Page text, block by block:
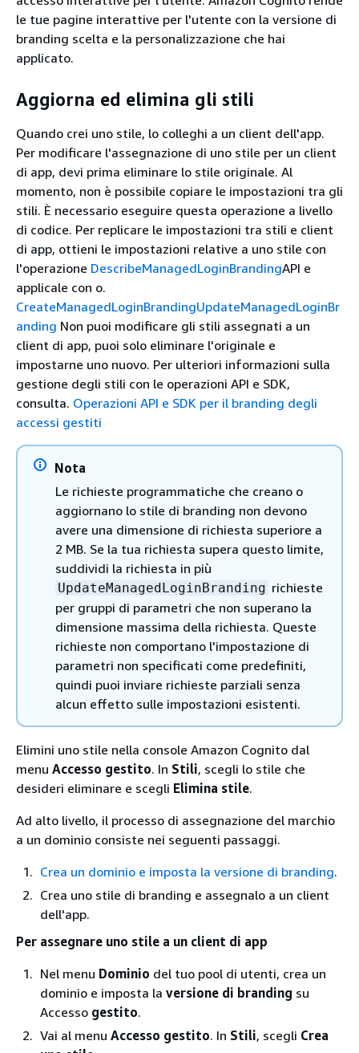
le tue pagine interattive per l'utente con la versione di
branding scelta e la personalizzazione che hai
applicato.
Aggiorna ed elimina gli stili
Quando crei uno stile, lo colleghi a un client dell'app.
Per modificare l'assegnazione di uno stile per un client
di app, devi prima eliminare lo stile originale. Al
momento, non è possibile copiare le impostazioni tra gli
stili. È necessario eseguire questa operazione a livello
di codice. Per replicare le impostazioni tra stili e client
di app, ottieni le impostazioni relative a uno stile con
l'operazione DescribeManagedLoginBrandingAPI e
applicale con o.
CreateManagedLoginBrandingUpdateManagedLoginBr
anding Non puoi modificare gli stili assegnati a un
client di app, puoi solo eliminare l'originale e
impostarne uno nuovo. Per ulteriori informazioni sulla
gestione degli stili con le operazioni API e SDK,
consulta. Operazioni API e SDK per il branding degli
accessi gestiti
Nota
Le richieste programmatiche che creano o
aggiornano lo stile di branding non devono
avere una dimensione di richiesta superiore a
2 MB. Se la tua richiesta supera questo limite,
suddividi la richiesta in più
UpdateManagedLoginBranding richieste
per gruppi di parametri che non superano la
dimensione massima della richiesta. Queste
richieste non comportano l'impostazione di
parametri non specificati come predefiniti,
quindi puoi inviare richieste parziali senza
alcun effetto sulle impostazioni esistenti.
Elimini uno stile nella console Amazon Cognito dal
menu Accesso gestito. In Stili, scegli lo stile che
desideri eliminare e scegli Elimina stile.
Ad alto livello, il processo di assegnazione del marchio
a un dominio consiste nei seguenti passaggi.
Crea un dominio e imposta la versione di branding.
Crea uno stile di branding e assegnalo a un client
dell'app.
Per assegnare uno stile a un client di app
Nel menu Dominio del tuo pool di utenti, crea un
dominio e imposta la versione di branding su
Accesso gestito.
Vai al menu Accesso gestito. In Stili, scegli Crea